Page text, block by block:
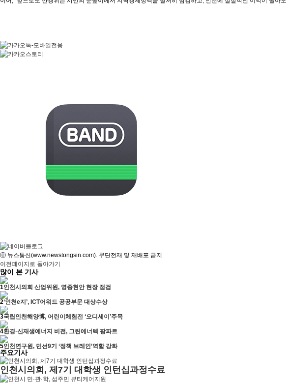
ⓒ 뉴스통신(www.newstongsin.com). 무단전재 및 재배포 금지
이전페이지로 돌아가기
많이 본 기사
1인천시의회 산업위원, 영종현안 현장 점검
2‘인천e지’, ICT어워드 공공부문 대상수상
3국립인천해양博, 어린이체험전 ‘오디세이’주목
4환경·신재생에너지 비전, 그린에너텍 팡파르
5인천연구원, 민선9기 ‘정책 브레인’역할 강화
주요기사
인천시의회, 제7기 대학생 인턴십과정수료